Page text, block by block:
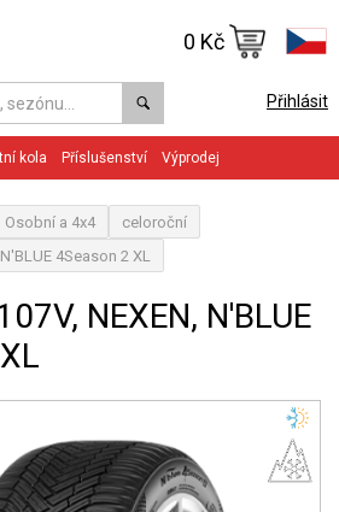
Přihlásit
0 Kč
kola Příslušenství Výprodej
Osobní a 4x4
celoroční
4Season 2 XL
NEXEN, N'BLUE